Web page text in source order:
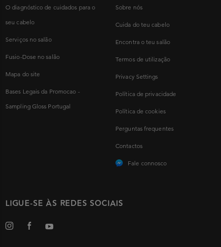
O diagnóstico de cuidados para o
seu cabelo
Serviços no salão
Fusio-Dose no salão
Mapa do site
Bases Legais da Promocao -
Sampling Gloss Portugal
Sobre nós
Cuida do teu cabelo
Encontra o teu salão
Termos de utilização
Privacy Settings
Política de privacidade
Política de cookies
Perguntas frequentes
Contactos
Fale connosco
LIGUE-SE ÀS REDES SOCIAIS